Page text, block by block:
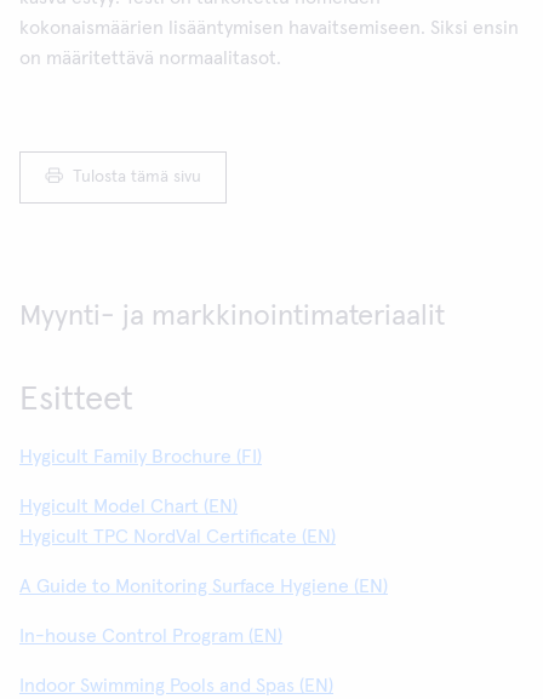
kokonaismäärien lisääntymisen havaitsemiseen. Siksi ensin
on määritettävä normaalitasot.
Tulosta tämä sivu
Myynti- ja markkinointimateriaalit
Esitteet
Hygicult Family Brochure (FI)
Hygicult Model Chart (EN)
Hygicult TPC NordVal Certificate (EN)
A Guide to Monitoring Surface Hygiene (EN)
In-house Control Program (EN)
Indoor Swimming Pools and Spas (EN)